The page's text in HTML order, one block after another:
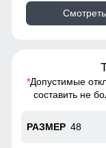
Смотреть
*Допустимые
составить не
48